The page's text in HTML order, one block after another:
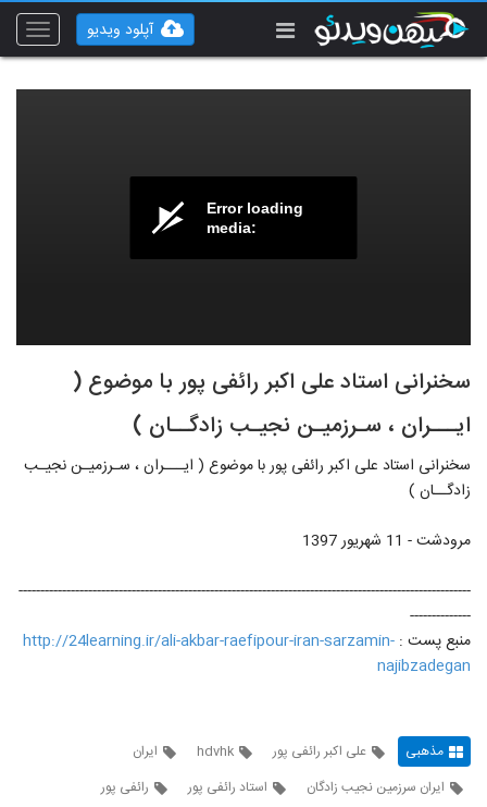
Toggle
آپلود ویدیو
Error loading
media:
سخنرانی استاد علی اکبر رائفی پور با موضوع (
ایـــران ، سـرزمیـن نجیـب زادگــان )
سخنرانی استاد علی اکبر رائفی پور با موضوع ( ایـــران ، سـرزمیـن نجیـب
زادگــان )
مرودشت - 11 شهریور 1397
--------------------------------------------------------------------------------------------------------
--------------
منبع پست : http://24learning.ir/ali-akbar-raefipour-iran-sarzamin-
najibzadegan
مذهبی علی اکبر رائفی پور hdvhk
ایران
ایران سرزمین نجیب زادگان
استاد رائفی پور
رائفی پور